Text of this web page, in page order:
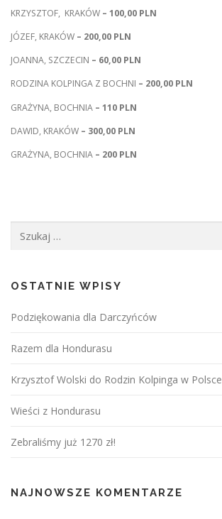
KRZYSZTOF, KRAKÓW – 100,00 PLN
JÓZEF, KRAKÓW – 200,00 PLN
JOANNA, SZCZECIN – 60,00 PLN
RODZINA KOLPINGA Z BOCHNI – 200,00 PLN
GRAŻYNA, BOCHNIA – 110 PLN
DAWID, KRAKÓW – 300,00 PLN
GRAŻYNA, BOCHNIA – 200 PLN
OSTATNIE WPISY
Podziękowania dla Darczyńców
Razem dla Hondurasu
Krzysztof Wolski do Rodzin Kolpinga w Polsce
Wieści z Hondurasu
Zebraliśmy już 1270 zł!
NAJNOWSZE KOMENTARZE